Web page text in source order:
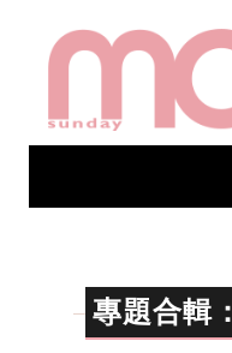
專題合輯：